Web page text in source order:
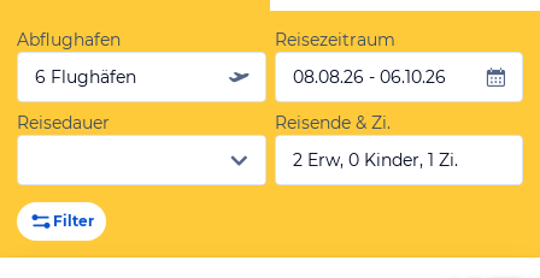
Abflughafen
6 Flughäfen
Reisezeitraum
08.08.26 - 06.10.26
Reisedauer
Reisende & Zi.
2 Erw, 0 Kinder, 1 Zi.
Filter